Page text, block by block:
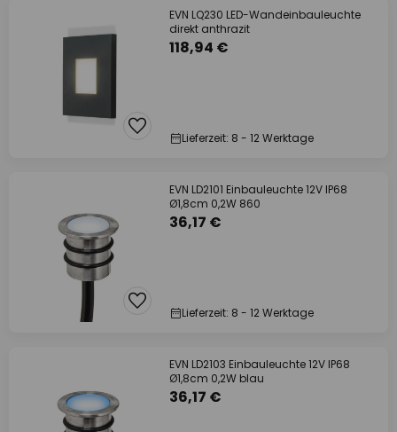
EVN LQ230 LED-Wandeinbauleuchte
direkt anthrazit
118,94 €
Lieferzeit: 8 - 12 Werktage
EVN LD2101 Einbauleuchte 12V IP68
Ø1,8cm 0,2W 860
36,17 €
Lieferzeit: 8 - 12 Werktage
EVN LD2103 Einbauleuchte 12V IP68
Ø1,8cm 0,2W blau
36,17 €